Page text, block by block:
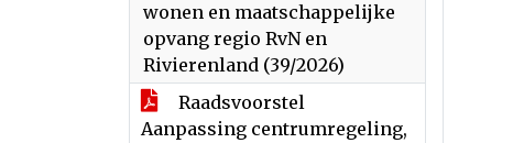
wonen en maatschappelijke
opvang regio RvN en
Rivierenland (39/2026)
Raadsvoorstel
Aanpassing centrumregeling,